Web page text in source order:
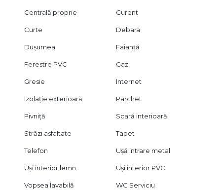
Centrală proprie Curent
Curte Debara
Dușumea Faianță
Ferestre PVC Gaz
Gresie Internet
Izolație exterioară Parchet
Pivniță Scară interioară
Străzi asfaltate Tapet
Telefon Ușă intrare metal
Uși interior lemn Uși interior PVC
Vopsea lavabilă WC Serviciu